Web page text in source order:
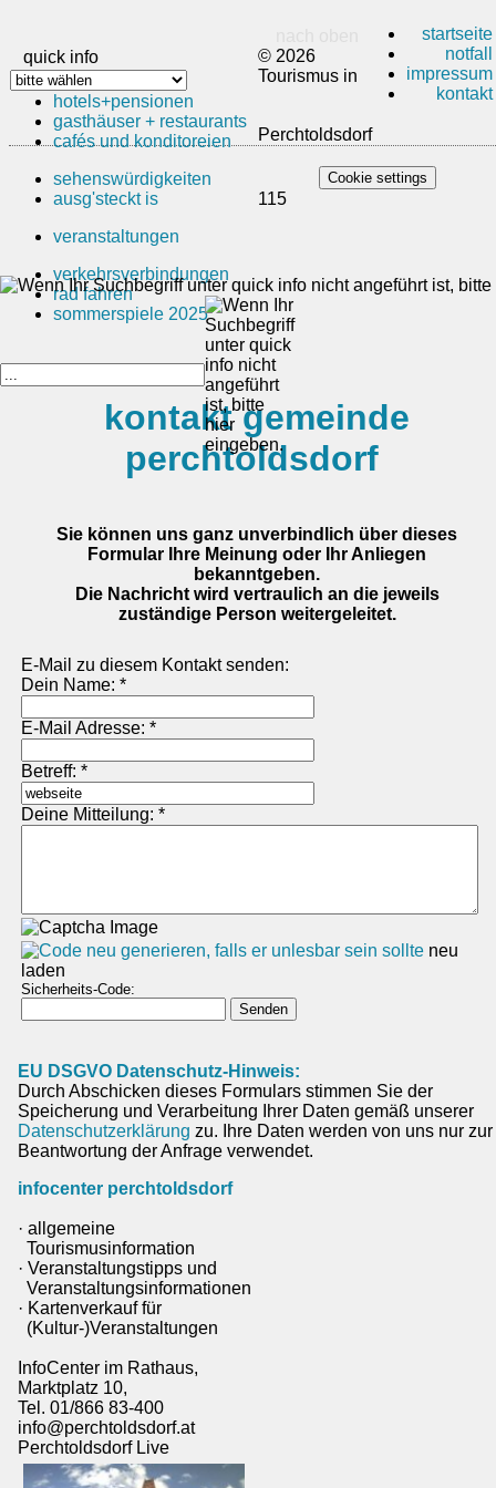
startseite
notfall
impressum
kontakt
quick info
hotels+pensionen
gasthäuser + restaurants
cafés und konditoreien
sehenswürdigkeiten
ausg'steckt is
veranstaltungen
verkehrsverbindungen
rad fahren
sommerspiele 2025
kontakt gemeinde
perchtoldsdorf
Sie können uns ganz unverbindlich über dieses
Formular Ihre Meinung oder Ihr Anliegen
bekanntgeben.
Die Nachricht wird vertraulich an die jeweils
zuständige Person weitergeleitet.
E-Mail zu diesem Kontakt senden:
Dein Name: *
E-Mail Adresse: *
Betreff: *
Deine Mitteilung: *
neu
laden
Sicherheits-Code:
EU DSGVO Datenschutz-Hinweis:
Durch Abschicken dieses Formulars stimmen Sie der
Speicherung und Verarbeitung Ihrer Daten gemäß unserer
Datenschutzerklärung zu. Ihre Daten werden von uns nur zur
Beantwortung der Anfrage verwendet.
infocenter perchtoldsdorf
· allgemeine
Tourismusinformation
· Veranstaltungstipps und
Veranstaltungsinformationen
· Kartenverkauf für
(Kultur-)Veranstaltungen
InfoCenter im Rathaus,
Marktplatz 10,
Tel. 01/866 83-400
info@perchtoldsdorf.at
Perchtoldsdorf Live
© 2026
Tourismus in
Perchtoldsdorf
Cookie settings
115